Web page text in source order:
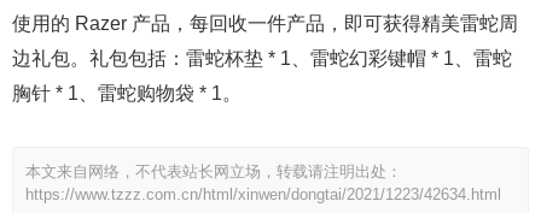
使用的 Razer 产品，每回收一件产品，即可获得精美雷蛇周
边礼包。礼包包括：雷蛇杯垫 * 1、雷蛇幻彩键帽 * 1、雷蛇
胸针 * 1、雷蛇购物袋 * 1。
本文来自网络，不代表站长网立场，转载请注明出处：
https://www.tzzz.com.cn/html/xinwen/dongtai/2021/1223/42634.html